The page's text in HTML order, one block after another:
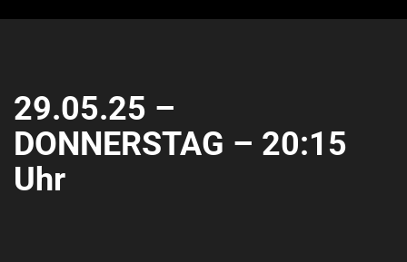
29.05.25 –
DONNERSTAG – 20:15
Uhr